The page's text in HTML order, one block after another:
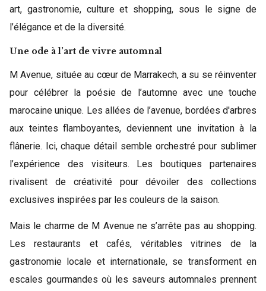
art, gastronomie, culture et shopping, sous le signe de
l’élégance et de la diversité.
Une ode à l’art de vivre automnal
M Avenue, située au cœur de Marrakech, a su se réinventer
pour célébrer la poésie de l’automne avec une touche
marocaine unique. Les allées de l’avenue, bordées d'arbres
aux teintes flamboyantes, deviennent une invitation à la
flânerie. Ici, chaque détail semble orchestré pour sublimer
l’expérience des visiteurs. Les boutiques partenaires
rivalisent de créativité pour dévoiler des collections
exclusives inspirées par les couleurs de la saison.
Mais le charme de M Avenue ne s’arrête pas au shopping.
Les restaurants et cafés, véritables vitrines de la
gastronomie locale et internationale, se transforment en
escales gourmandes où les saveurs automnales prennent